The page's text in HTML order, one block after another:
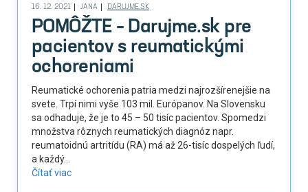
16. 12. 2021 JANA DARUJME.SK
POMÔŽTE – Darujme.sk pre
pacientov s reumatickými
ochoreniami
Reumatické ochorenia patria medzi najrozšírenejšie na
svete. Trpí nimi vyše 103 mil. Európanov. Na Slovensku
sa odhaduje, že je to 45 – 50 tisíc pacientov. Spomedzi
množstva rôznych reumatických diagnóz napr.
reumatoidnú artritídu (RA) má až 26-tisíc dospelých ľudí,
a každý...
Čítať viac